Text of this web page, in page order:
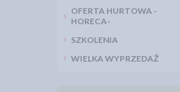
OFERTA HURTOWA -
HORECA-
SZKOLENIA
WIELKA WYPRZEDAŻ